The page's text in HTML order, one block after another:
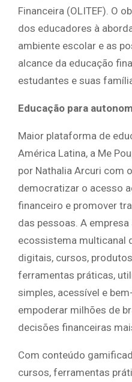
Financeira (OLITEF). O
dos educadores à
ambiente escolar e as
alcance da educação
estudantes e suas
Educação para
Maior plataforma de
América Latina, a Me
por Nathalia Arcuri com
democratizar o acesso
financeiro e promover
das pessoas. A
ecossistema multicanal
digitais, cursos,
ferramentas práticas,
simples, acessível e
empoderar milhões de
decisões financeiras
Com conteúdo
cursos, ferramentas